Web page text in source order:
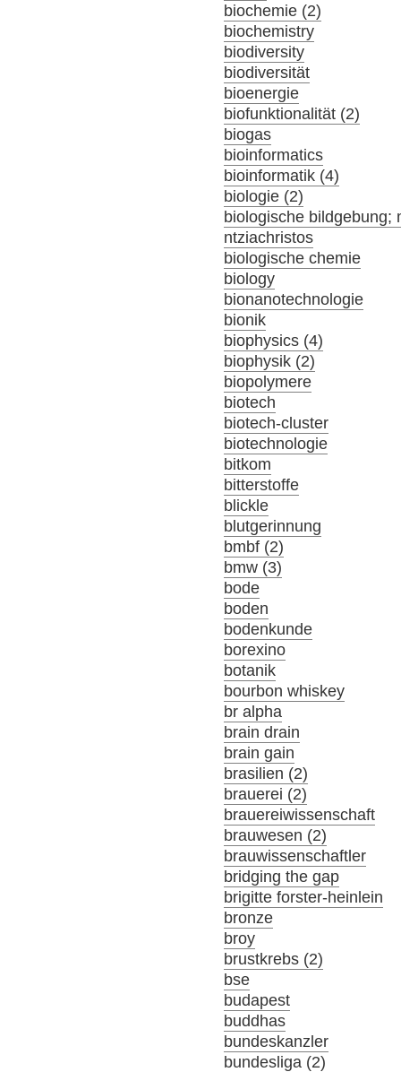
biochemie (2)
biochemistry
biodiversity
biodiversität
bioenergie
biofunktionalität (2)
biogas
bioinformatics
bioinformatik (4)
biologie (2)
biologische bildgebung;
ntziachristos
biologische chemie
biology
bionanotechnologie
bionik
biophysics (4)
biophysik (2)
biopolymere
biotech
biotech-cluster
biotechnologie
bitkom
bitterstoffe
blickle
blutgerinnung
bmbf (2)
bmw (3)
bode
boden
bodenkunde
borexino
botanik
bourbon whiskey
br alpha
brain drain
brain gain
brasilien (2)
brauerei (2)
brauereiwissenschaft
brauwesen (2)
brauwissenschaftler
bridging the gap
brigitte forster-heinlein
bronze
broy
brustkrebs (2)
bse
budapest
buddhas
bundeskanzler
bundesliga (2)